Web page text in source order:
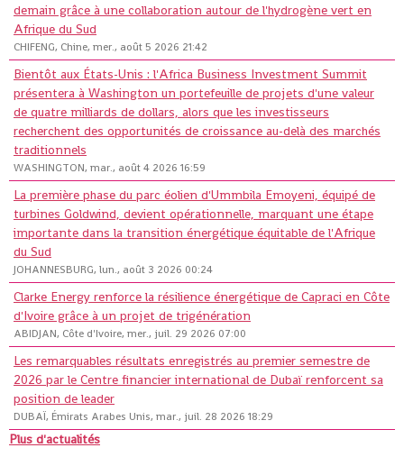
demain grâce à une collaboration autour de l'hydrogène vert en
Afrique du Sud
CHIFENG, Chine, mer., août 5 2026 21:42
Bientôt aux États-Unis : l'Africa Business Investment Summit
présentera à Washington un portefeuille de projets d'une valeur
de quatre milliards de dollars, alors que les investisseurs
recherchent des opportunités de croissance au-delà des marchés
traditionnels
WASHINGTON, mar., août 4 2026 16:59
La première phase du parc éolien d'Ummbila Emoyeni, équipé de
turbines Goldwind, devient opérationnelle, marquant une étape
importante dans la transition énergétique équitable de l'Afrique
du Sud
JOHANNESBURG, lun., août 3 2026 00:24
Clarke Energy renforce la résilience énergétique de Capraci en Côte
d'Ivoire grâce à un projet de trigénération
ABIDJAN, Côte d'Ivoire, mer., juil. 29 2026 07:00
Les remarquables résultats enregistrés au premier semestre de
2026 par le Centre financier international de Dubaï renforcent sa
position de leader
DUBAÏ, Émirats Arabes Unis, mar., juil. 28 2026 18:29
Plus d'actualités